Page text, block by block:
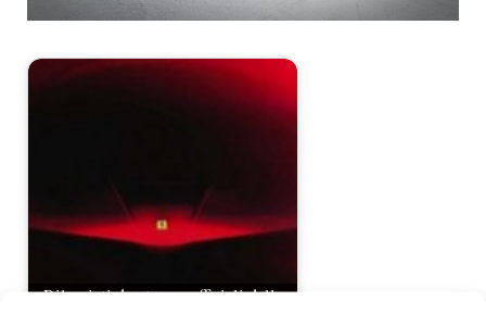
Rilasciati due teaser ufficiali della